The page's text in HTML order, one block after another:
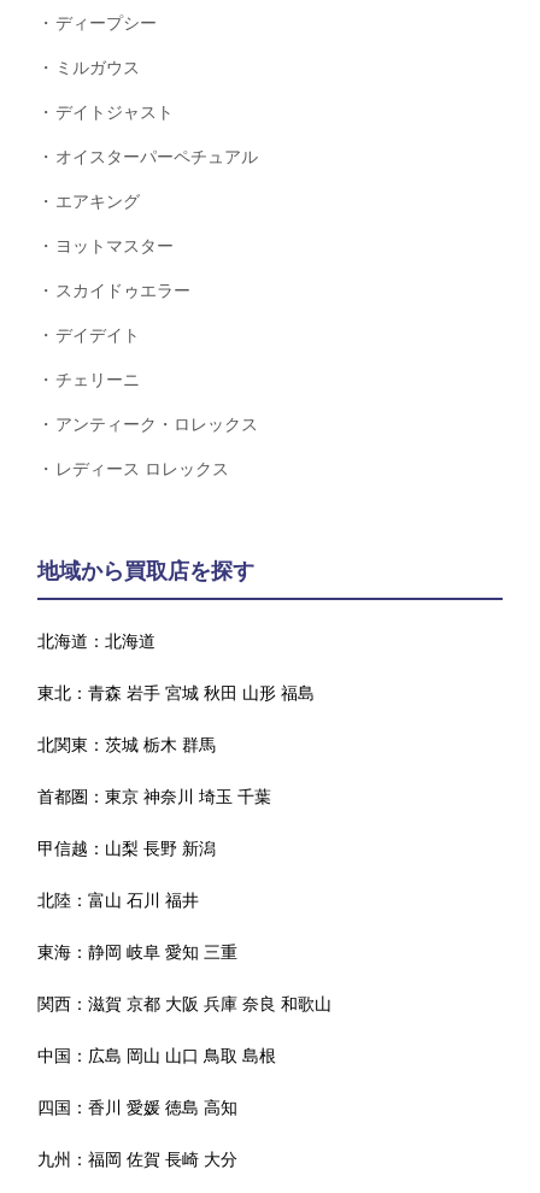
ディープシー
ミルガウス
デイトジャスト
オイスターパーペチュアル
エアキング
ヨットマスター
スカイドゥエラー
デイデイト
チェリーニ
アンティーク・ロレックス
レディース ロレックス
地域から買取店を探す
北海道：北海道
東北：青森 岩手 宮城 秋田 山形 福島
北関東：茨城 栃木 群馬
首都圏：東京 神奈川 埼玉 千葉
甲信越： 山梨 長野 新潟
北陸：富山 石川 福井
東海：静岡 岐阜 愛知 三重
関西：滋賀 京都 大阪 兵庫 奈良 和歌山
中国： 広島 岡山 山口 鳥取 島根
四国：香川 愛媛 徳島 高知
九州：福岡 佐賀 長崎 大分